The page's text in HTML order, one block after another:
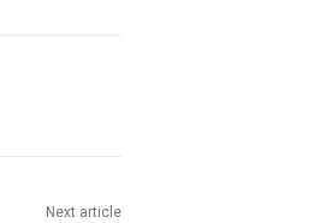
Next article